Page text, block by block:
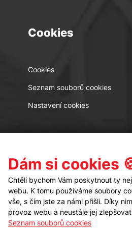
Cookies
Cookies
Seznam souborů cookies
Nastavení cookies
Kontakt
Dám si cookies
Chtěli bychom Vám poskytnout ty
webu. K tomu používáme soubory
vše, s čím jste za námi přišli. Díky
provoz webu a neustále jej
Seznam souborů cookies